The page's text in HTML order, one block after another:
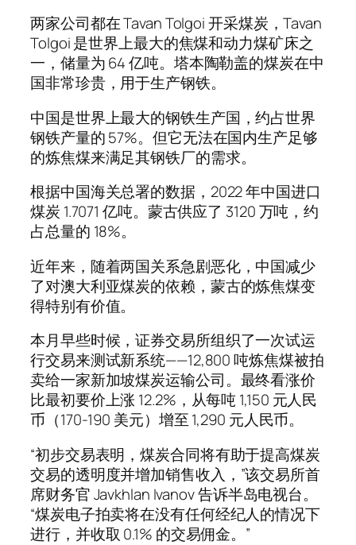
两家公司都在 Tavan Tolgoi 开采煤炭，Tavan
Tolgoi 是世界上最大的焦煤和动力煤矿床之
一，储量为 64 亿吨。塔本陶勒盖的煤炭在中
国非常珍贵，用于生产钢铁。
中国是世界上最大的钢铁生产国，约占世界
钢铁产量的 57%。但它无法在国内生产足够
的炼焦煤来满足其钢铁厂的需求。
根据中国海关总署的数据，2022 年中国进口
煤炭 1.7071 亿吨。蒙古供应了 3120 万吨，约
占总量的 18%。
近年来，随着两国关系急剧恶化，中国减少
了对澳大利亚煤炭的依赖，蒙古的炼焦煤变
得特别有价值。
本月早些时候，证券交易所组织了一次试运
行交易来测试新系统——12,800 吨炼焦煤被拍
卖给一家新加坡煤炭运输公司。最终看涨价
比最初要价上涨 12.2%，从每吨 1,150 元人民
币（170-190 美元）增至 1,290 元人民币。
“初步交易表明，煤炭合同将有助于提高煤炭
交易的透明度并增加销售收入，”该交易所首
席财务官 Javkhlan Ivanov 告诉半岛电视台。
“煤炭电子拍卖将在没有任何经纪人的情况下
进行，并收取 0.1% 的交易佣金。”